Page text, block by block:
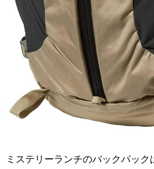
ミステリーランチのバックパッ